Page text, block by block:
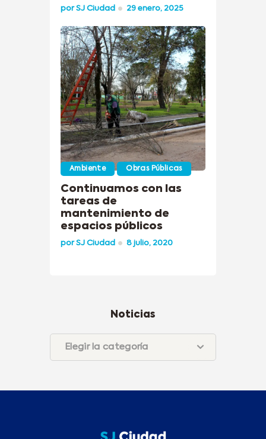
porSJ Ciudad 29 enero, 2025
Ambiente Obras Públicas
Continuamos con las
tareas de
mantenimiento de
espacios públicos
porSJ Ciudad 8 julio, 2020
Noticias